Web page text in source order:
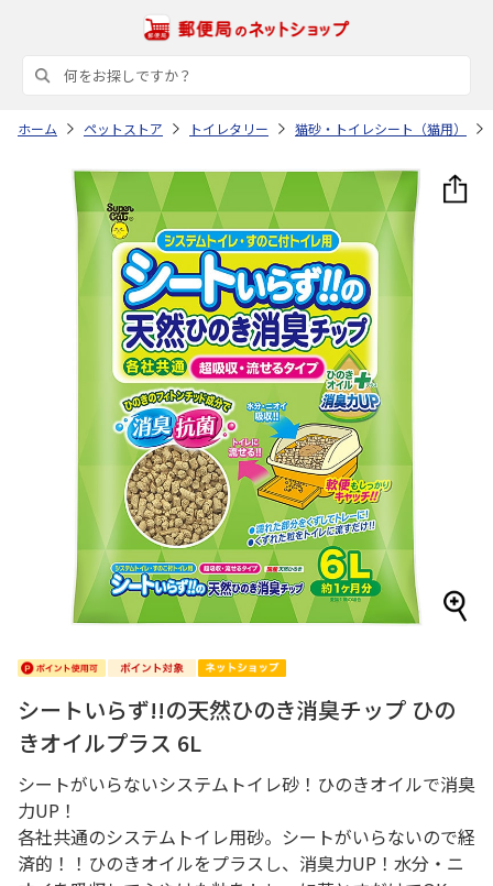
ホーム ペットストア トイレタリー 猫砂・トイレシート（猫用）
シートいらず!!の天然ひのき消臭チップ ひの
きオイルプラス 6L
シートがいらないシステムトイレ砂！ひのきオイルで消臭
力UP！
各社共通のシステムトイレ用砂。シートがいらないので経
済的！！ひのきオイルをプラスし、消臭力UP！水分・ニ